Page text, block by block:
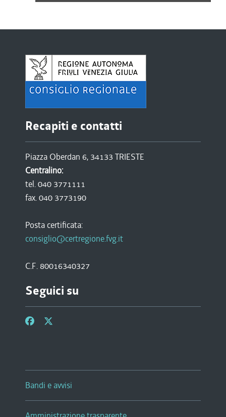
Recapiti e contatti
Piazza Oberdan 6, 34133 TRIESTE
Centralino:
tel. 040 3771111
fax. 040 3773190
Posta certificata:
consiglio@certregione.fvg.it
C.F. 80016340327
Seguici su
Bandi e avvisi